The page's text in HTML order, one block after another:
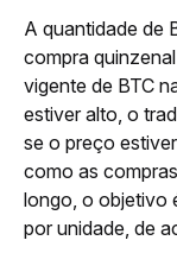
A quantidade de
compra
vigente de BTC
estiver alto, o
se o preço
como as
longo, o objetivo
por unidade, de